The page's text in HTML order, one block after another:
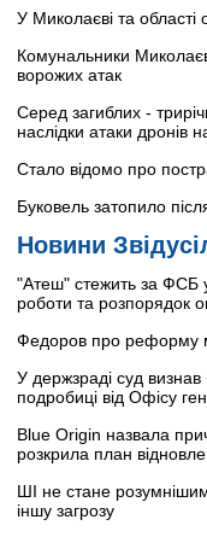
У Миколаєві та
Комунальники
ворожих атак
Серед загиблих -
наслідки атаки дронів
Стало відомо про
Буковель затопило
Новини
"Атеш" стежить за ФСБ
роботи та розпорядок
Федоров про реформу
У держзраді суд
подробиці від Офісу
Blue Origin назвала
розкрила план
ШІ не стане
іншу загрозу